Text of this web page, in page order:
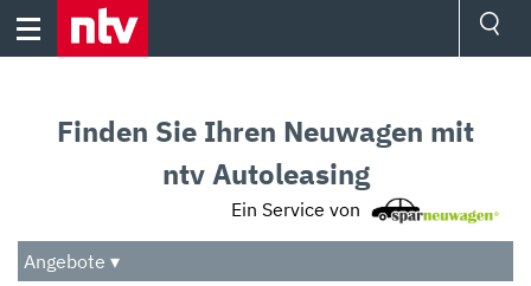
Skip
Audio
Das Beste
Finden Sie Ihren Neuwagen mit
ntv Autoleasing
Ein Service von
Angebote ▾